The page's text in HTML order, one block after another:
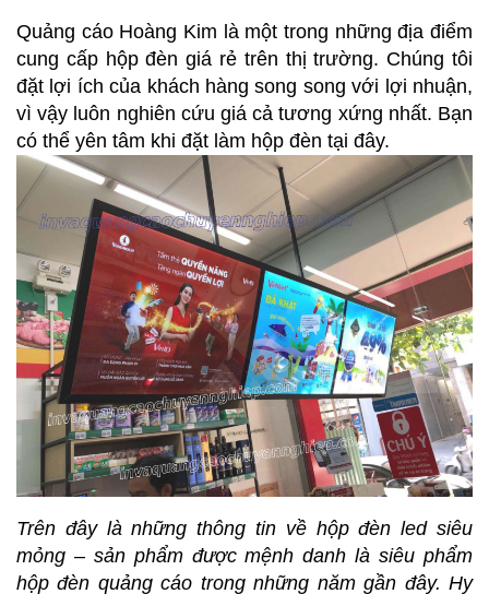
Quảng cáo Hoàng Kim là một trong những địa điểm
cung cấp hộp đèn giá rẻ trên thị trường. Chúng tôi
đặt lợi ích của khách hàng song song với lợi nhuận,
vì vậy luôn nghiên cứu giá cả tương xứng nhất. Bạn
có thể yên tâm khi đặt làm hộp đèn tại đây.
Trên đây là những thông tin về hộp đèn led siêu
mỏng – sản phẩm được mệnh danh là siêu phẩm
hộp đèn quảng cáo trong những năm gần đây. Hy